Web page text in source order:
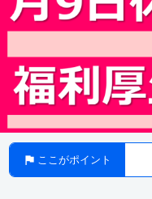
ここがポイント